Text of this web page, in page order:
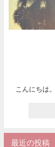
こんにちは
最近の投稿